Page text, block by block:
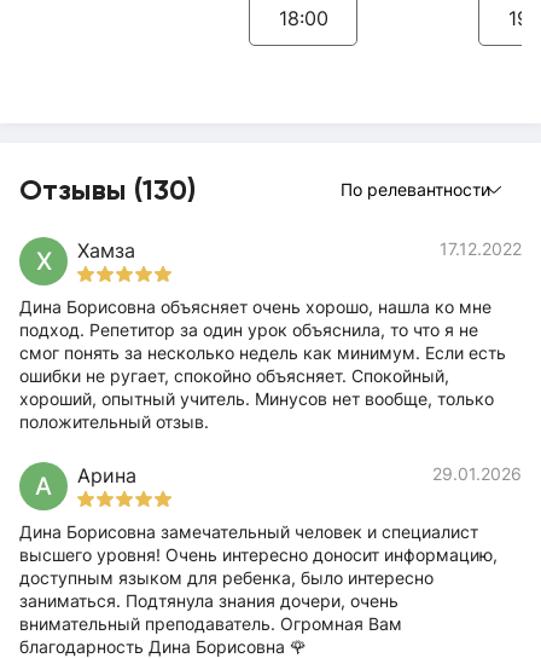
18:00
Отзывы (130) По релевантности
Х Хамза 17.12.2022
Дина Борисовна объясняет очень хорошо, нашла ко мне
подход. Репетитор за один урок объяснила, то что я не
смог понять за несколько недель как минимум. Если есть
ошибки не ругает, спокойно объясняет. Спокойный,
хороший, опытный учитель. Минусов нет вообще, только
положительный отзыв.
А Арина 29.01.2026
Дина Борисовна замечательный человек и специалист
высшего уровня! Очень интересно доносит информацию,
доступным языком для ребенка, было интересно
заниматься. Подтянула знания дочери, очень
внимательный преподаватель. Огромная Вам
благодарность Дина Борисовна 🌹